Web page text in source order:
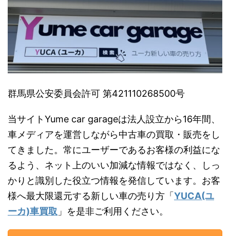
群馬県公安委員会許可 第421110268500号
当サイトYume car garageは法人設立から16年間、
車メディアを運営しながら中古車の買取・販売をし
てきました。常にユーザーであるお客様の利益にな
るよう、ネット上のいい加減な情報ではなく、しっ
かりと識別した役立つ情報を発信しています。お客
様へ最大限還元する新しい車の売り方「YUCA(ユ
ーカ)車買取 」を是非ご利用ください。